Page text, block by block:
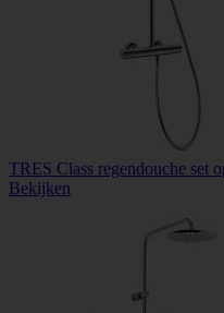
TRES Class regendouche set
Bekijken